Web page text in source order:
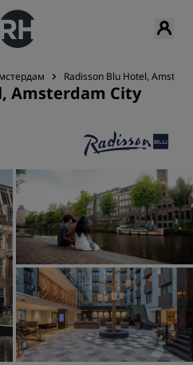
Radisson Blu Hotel,
Amsterdam City